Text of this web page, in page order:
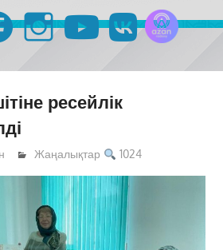
facebookinstagramyoutubevk
ресейлік
Жаңалықтар 1024